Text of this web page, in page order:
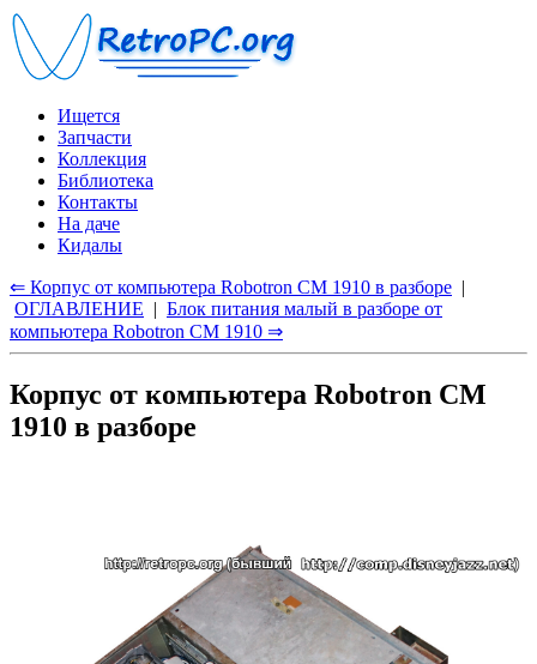
Ищется
Запчасти
Коллекция
Библиотека
Контакты
На даче
Кидалы
⇐ Корпус от компьютера Robotron CM 1910 в разборе |
ОГЛАВЛЕНИЕ | Блок питания малый в разборе от
компьютера Robotron CM 1910 ⇒
Корпус от компьютера Robotron CM
1910 в разборе